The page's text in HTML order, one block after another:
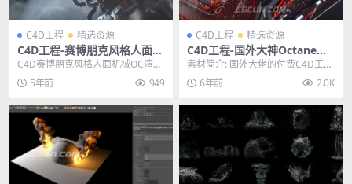
C4D工程 精选资源
C4D工程-赛博朋克风格人面机
械OC渲染场景工程文件CG村
网
C4D赛博朋克风格人面机械OC渲染
场景工程文件 其他推荐: C4D工程-
投币机马...
5年前 949
C4D工程 精选资源
C4D工程-国外大神Octane科
幻包装工程文件分享
素材简介: 国外大佬的付费C4D工程
文件，国内几乎找不到的工程文
件，也是价值25...
6年前 2.0K